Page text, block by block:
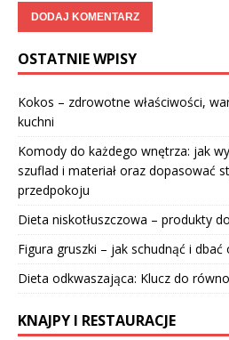
OSTATNIE WPISY
Kokos – zdrowotne właściwości,
kuchni
Komody do każdego wnętrza: jak
szuflad i materiał oraz dopasować
przedpokoju
Dieta niskotłuszczowa – produkty
Figura gruszki – jak schudnąć i
Dieta odkwaszająca: Klucz do
KNAJPY I RESTAURACJE